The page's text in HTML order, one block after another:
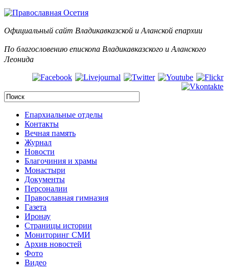
Официальный сайт Владикавказской и Аланской епархии
По благословению епископа Владикавказского и Аланского
Леонида
Епархиальные отделы
Контакты
Вечная память
Журнал
Новости
Благочиния и храмы
Монастыри
Документы
Персоналии
Православная гимназия
Газета
Иронау
Страницы истории
Мониторинг СМИ
Архив новостей
Фото
Видео